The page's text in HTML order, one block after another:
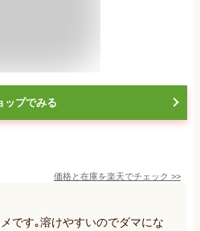
ップでみる
価格と在庫を楽天でチェック >>
です｡溶けやすいのでダマにな